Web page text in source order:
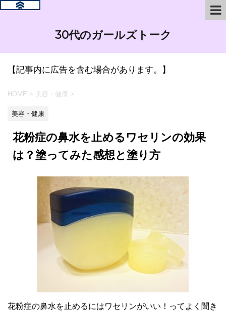
30代のガールズトーク
【記事内に広告を含む場合があります。】
HOME > 美容・健康 >
美容・健康
花粉症の鼻水を止めるワセリンの効果
は？塗ってみた感想と塗り方
花粉症の鼻水を止めるにはワセリンがいい！ってよく聞き